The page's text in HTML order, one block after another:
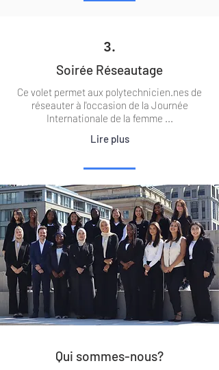
3.
Soirée Réseautage
Ce volet permet aux polytechnicien.nes de
réseauter à l'occasion de la Journée
Internationale de la femme ...
Lire plus
Qui sommes-nous?